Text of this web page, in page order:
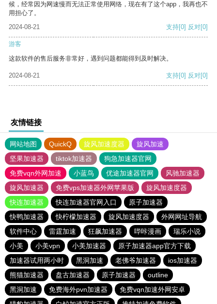
候，经常因为网速慢而无法正常使用网络，现在有了这个app，我再也不
用担心了。
2024-08-21
支持[0] 反对[0]
游客
这款软件的售后服务非常好，遇到问题都能得到及时解决。
2024-08-21 支持[0] 反对[0]
友情链接
网站地图 QuickQ 旋风加速度器
旋风加速
坚果加速器
tiktok加速器
狗急加速器官网
免费vqn外网加速
小蓝鸟 优途加速器官网
风驰加速器
旋风加速器
免费vps加速器外网苹果版
旋风加速度器
快连加速器
快连加速器官网入口
原子加速器
快鸭加速器
快柠檬加速器 旋风加速度器
外网网址导航
软件中心
雷霆加速 狂飙加速器 哔咔漫画
瑞乐小说
小美
小美vpn 小美加速器
原子加速器app官方下载
加速器试用两小时
黑洞加速 老佛爷加速器
ios加速器
熊猫加速器
盘古加速器 原子加速器
outline
黑洞加速
免费海外pvn加速器
免费vqn加速外网安卓